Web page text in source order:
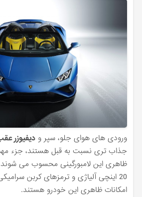
ورودی های هوای جلو، سپر ودیفیوزر
جذاب تری نسبت به قبل هستند، جزء
20 اینچی آلیاژی و ترمزهای کربن
امکانات ظاهری این خودرو هستند.